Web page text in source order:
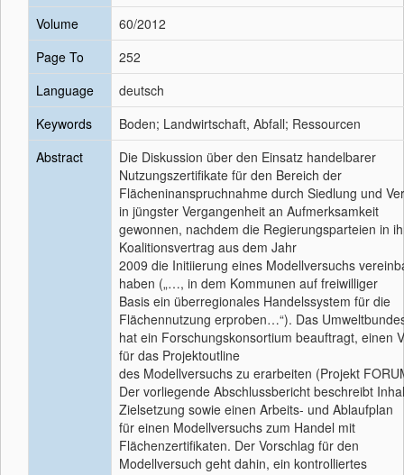
Volume
60/2012
Page To
252
Language
deutsch
Keywords
Boden; Landwirtschaft, Abfall; Ressourcen
Abstract
Die Diskussion über den Einsatz handelbarer
Nutzungszertifikate für den Bereich der
Flächeninanspruchnahme durch Siedlung und
in jüngster Vergangenheit an Aufmerksamkeit
gewonnen, nachdem die Regierungsparteien in
Koalitionsvertrag aus dem Jahr
2009 die Initiierung eines Modellversuchs
haben („…, in dem Kommunen auf freiwilliger
Basis ein überregionales Handelssystem für die
Flächennutzung erproben…“). Das
hat ein Forschungskonsortium beauftragt, einen
für das Projektoutline
des Modellversuchs zu erarbeiten (Projekt
Der vorliegende Abschlussbericht beschreibt
Zielsetzung sowie einen Arbeits- und Ablaufplan
für einen Modellversuchs zum Handel mit
Flächenzertifikaten. Der Vorschlag für den
Modellversuch geht dahin, ein kontrolliertes